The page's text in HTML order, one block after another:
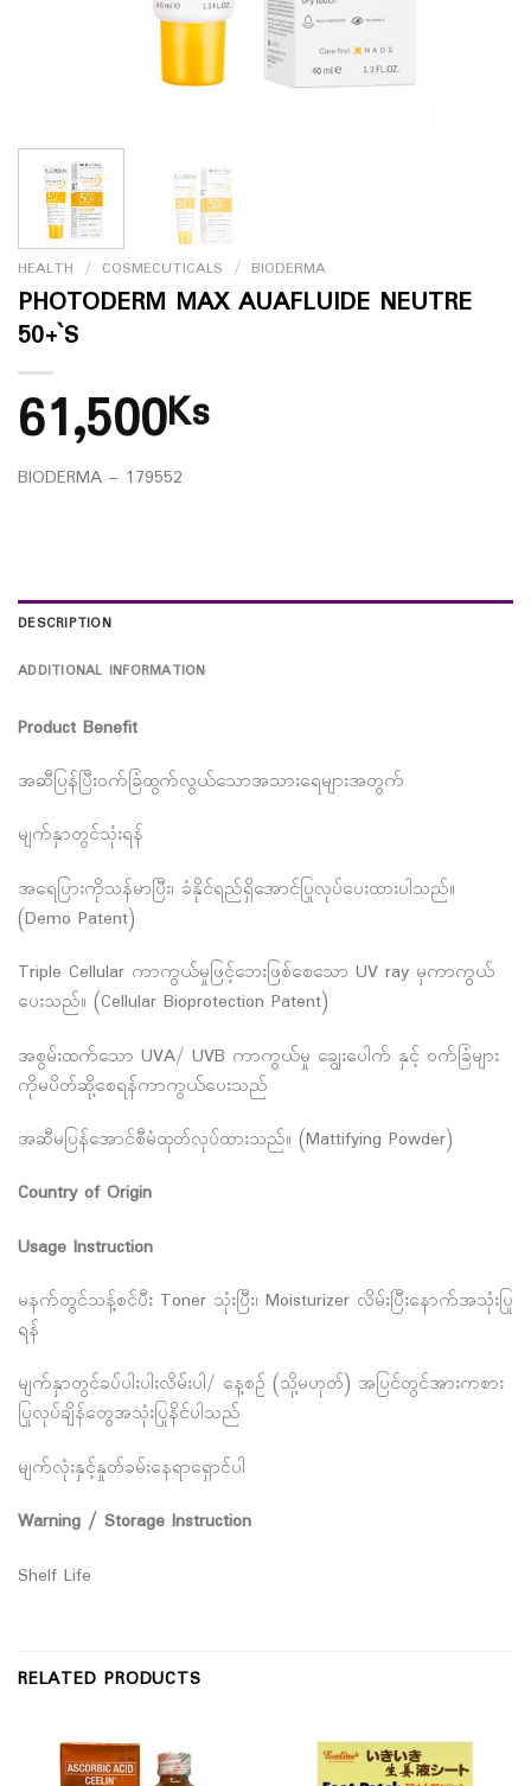
HEALTH / COSMECUTICALS / BIODERMA
PHOTODERM MAX AUAFLUIDE NEUTRE
50+`S
61,500Ks
BIODERMA – 179552
DESCRIPTION
ADDITIONAL INFORMATION
Product Benefit
အဆီပြန်ပြီးဝက်ခြံထွက်လွယ်သောအသားရေများအတွက်
မျက်နှာတွင်သုံးရန်
အရေပြားကိုသန်မာပြီး၊ ခံနိုင်ရည်ရှိအောင်ပြုလုပ်ပေးထားပါသည်။
(Demo Patent)
Triple Cellular ကာကွယ်မှုဖြင့်ဘေးဖြစ်စေသော UV ray မှကာကွယ်
ပေးသည်။ (Cellular Bioprotection Patent)
အစွမ်းထက်သော UVA/ UVB ကာကွယ်မှု ချွေးပေါက် နှင့် ဝက်ခြံများ
ကိုမပိတ်ဆို့စေရန်ကာကွယ်ပေးသည်
အဆီမပြန်အောင်စီမံထုတ်လုပ်ထားသည်။ (Mattifying Powder)
Country of Origin
Usage Instruction
မနက်တွင်သန့်စင်ပီး Toner သုံးပြီး၊ Moisturizer လိမ်းပြီးနောက်အသုံးပြု
ရန်
မျက်နှာတွင်ခပ်ပါးပါးလိမ်းပါ/ နေ့စဉ် (သို့မဟုတ်) အပြင်တွင်အားကစား
ပြုလုပ်ချိန်တွေအသုံးပြုနိင်ပါသည်
မျက်လုံးနှင့်နှုတ်ခမ်းနေရာရှောင်ပါ
Warning / Storage Instruction
Shelf Life
RELATED PRODUCTS